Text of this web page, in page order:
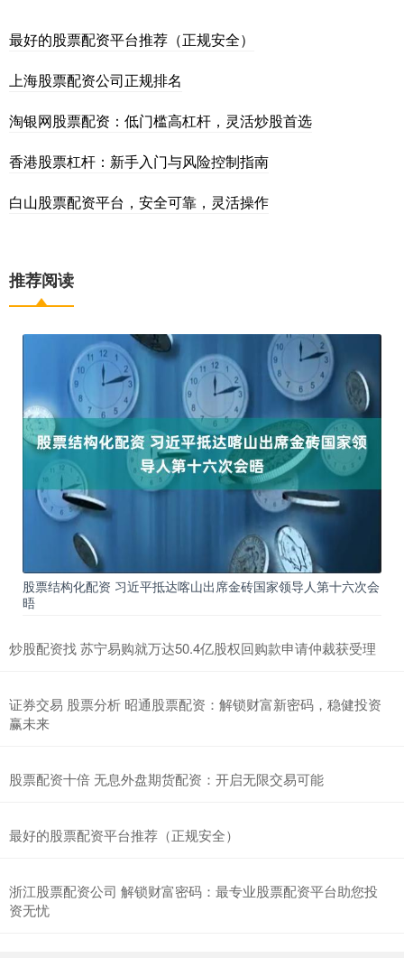
最好的股票配资平台推荐（正规安全）
上海股票配资公司正规排名
淘银网股票配资：低门槛高杠杆，灵活炒股首选
香港股票杠杆：新手入门与风险控制指南
白山股票配资平台，安全可靠，灵活操作
推荐阅读
股票结构化配资 习近平抵达喀山出席金砖国家领导人第十六次会
晤
炒股配资找 苏宁易购就万达50.4亿股权回购款申请仲裁获受理
证券交易 股票分析 昭通股票配资：解锁财富新密码，稳健投资
赢未来
股票配资十倍 无息外盘期货配资：开启无限交易可能
最好的股票配资平台推荐（正规安全）
浙江股票配资公司 解锁财富密码：最专业股票配资平台助您投
资无忧